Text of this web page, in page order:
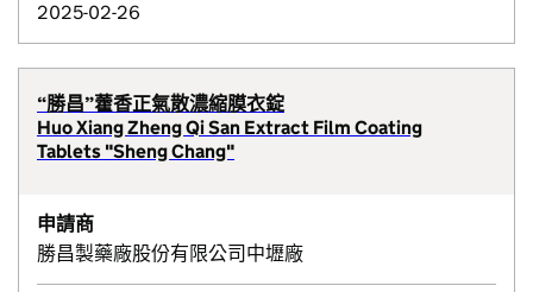
2025-02-26
“勝昌”藿香正氣散濃縮膜衣錠
Huo Xiang Zheng Qi San Extract Film Coating
Tablets "Sheng Chang"
申請商
勝昌製藥廠股份有限公司中壢廠